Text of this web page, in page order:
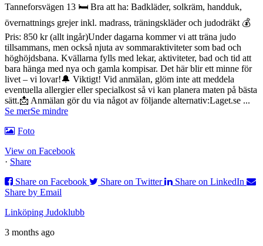
Tanneforsvägen 13 🛏️ Bra att ha: Badkläder, solkräm, handduk,
övernattnings grejer inkl. madrass, träningskläder och judodräkt 💰
Pris: 850 kr (allt ingår)Under dagarna kommer vi att träna judo
tillsammans, men också njuta av sommaraktiviteter som bad och
höghöjdsbana. Kvällarna fylls med lekar, aktiviteter, bad och tid att
bara hänga med nya och gamla kompisar. Det här blir ett minne för
livet – vi lovar!🔔 Viktigt! Vid anmälan, glöm inte att meddela
eventuella allergier eller specialkost så vi kan planera maten på bästa
sätt.📩 Anmälan gör du via något av följande alternativ:Laget.se ...
Se merSe mindre
Foto
View on Facebook
· Share
Share on Facebook
Share on Twitter
Share on LinkedIn
Share by Email
Linköping Judoklubb
3 months ago